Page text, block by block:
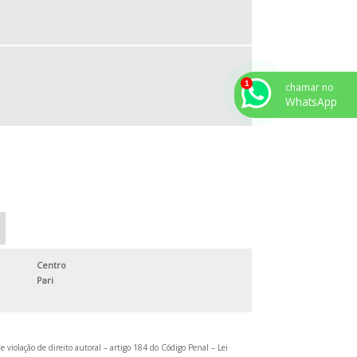
USINAGEM PESADA
Centro
Pari
de direito autoral – artigo 184 do Código Penal – Lei
chamar no
WhatsApp